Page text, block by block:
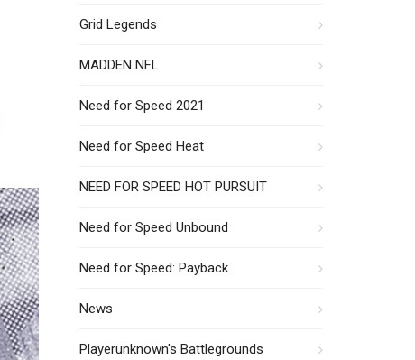
Grid Legends
MADDEN NFL
Need for Speed 2021
Need for Speed Heat
NEED FOR SPEED HOT PURSUIT
Need for Speed Unbound
Need for Speed: Payback
News
Playerunknown's Battlegrounds